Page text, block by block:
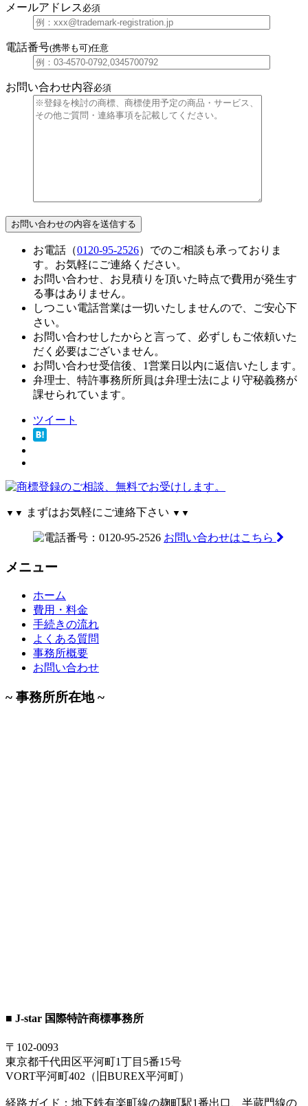
メールアドレス 必須
電話番号(携帯も可)任意
お問い合わせ内容必須
お電話（0120-95-2526）でのご相談も承っておりま
す。お気軽にご連絡ください。
お問い合わせ、お見積りを頂いた時点で費用が発生す
る事はありません。
しつこい電話営業は一切いたしませんので、ご安心下
さい。
お問い合わせしたからと言って、必ずしもご依頼いた
だく必要はございません。
お問い合わせ受信後、1営業日以内に返信いたします。
弁理士、特許事務所所員は弁理士法により守秘義務が
課せられています。
ツイート
▼▼ まずはお気軽にご連絡下さい ▼▼
お問い合わせはこちら
メニュー
ホーム
費用・料金
手続きの流れ
よくある質問
事務所概要
お問い合わせ
~ 事務所所在地 ~
■ J-star 国際特許商標事務所
〒102-0093
東京都千代田区平河町1丁目5番15号
VORT平河町402（旧BUREX平河町）
経路ガイド：地下鉄有楽町線の麹町駅1番出口、半蔵門線の